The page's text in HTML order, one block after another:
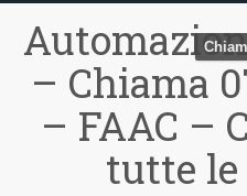
contenuto– Chiama
– FAAC –
tutte le